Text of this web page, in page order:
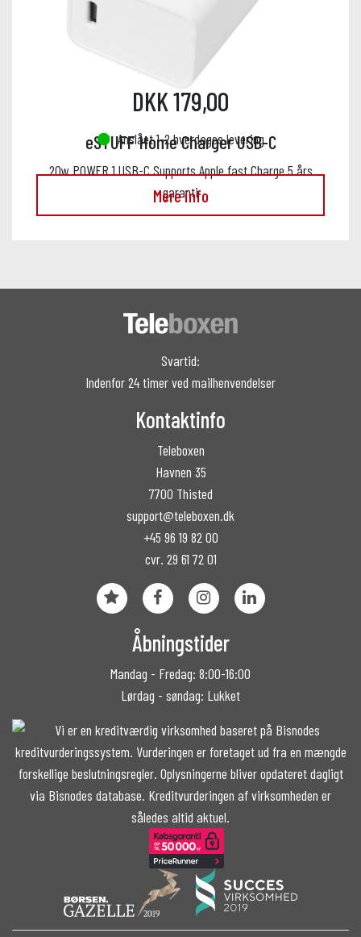
eSTUFF Home Charger USB-C
20w POWER 1 USB-C Supports Apple fast Charge 5 års
garanti
DKK 179,00
Anslået 1-2 hverdages levering
Mere info
Svartid:
Indenfor 24 timer ved mailhenvendelser
Kontaktinfo
Teleboxen
Havnen 35
7700 Thisted
support@teleboxen.dk
+45 96 19 82 00
cvr. 29 61 72 01
Åbningstider
Mandag - Fredag: 8:00-16:00
Lørdag - søndag: Lukket